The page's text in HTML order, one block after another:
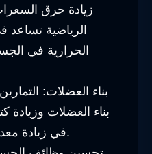
الرياضية
الحرارية في
بناء العضلات وزيادة
في زيادة معدل الأيض وحرق الدهون.